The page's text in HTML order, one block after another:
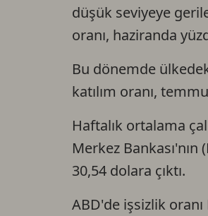
düşük seviyeye
oranı, haziranda
Bu dönemde
katılım oranı,
Haftalık ortalama
Merkez
30,54 dolara çıktı.
ABD'de işsizlik